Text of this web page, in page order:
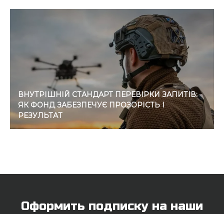
ВНУТРІШНІЙ СТАНДАРТ ПЕРЕВІРКИ ЗАПИТІВ:
ЯК ФОНД ЗАБЕЗПЕЧУЄ ПРОЗОРІСТЬ І
РЕЗУЛЬТАТ
Оформить подписку на наши